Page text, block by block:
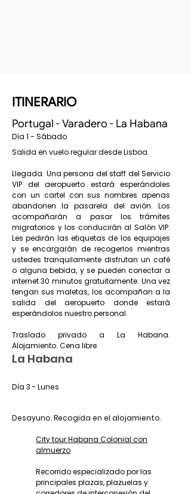
ITINERARIO
Portugal - Varadero - La Habana
Día 1 - Sábado
Salida en vuelo regular desde Lisboa.
Llegada. Una persona del staff del Servicio
VIP del aeropuerto estará esperándoles
con un cartel con sus nombres apenas
abandonen la pasarela del avión. Los
acompañarán a pasar los trámites
migratorios y los conducirán al Salón VIP.
Les pedirán las etiquetas de los equipajes
y se encargarán de recogerlos mientras
ustedes tranquilamente disfrutan un café
o alguna bebida, y se pueden conectar a
internet 30 minutos gratuitamente. Una vez
tengan sus maletas, los acompañan a la
salida del aeropuerto donde estará
esperándolos nuestro personal.
Traslado privado a La Habana.
Alojamiento. Cena libre.
La Habana
Día 3 - Lunes
Desayuno. Recogida en el alojamiento.
City tour Habana Colonial con
almuerzo
Recorrido especializado por las
principales plazas, plazuelas y